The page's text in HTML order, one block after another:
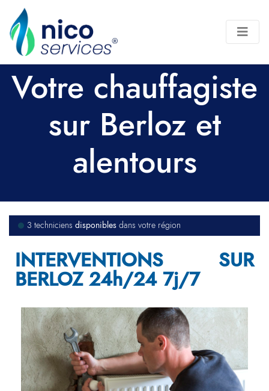
Votre chauffagiste
sur Berloz et
alentours
3 techniciensdisponibles dans votre région
INTERVENTIONS SUR
BERLOZ 24h/24 7j/7